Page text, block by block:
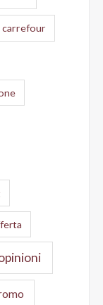
carrefour